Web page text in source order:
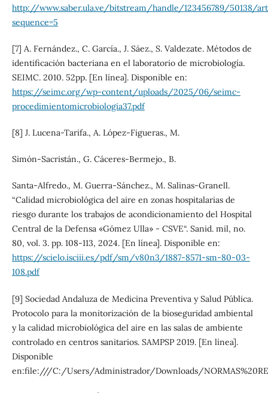
http://www.saber.ula.ve/bitstream/handle/123456789/50138/
sequence=5
[7] A. Fernández., C. García., J. Sáez., S. Valdezate. Métodos de
identificación bacteriana en el laboratorio de microbiología.
SEIMC. 2010. 52pp. [En línea]. Disponible en:
https://seimc.org/wp-content/uploads/2025/06/seimc-
procedimientomicrobiologia37.pdf
[8] J. Lucena-Tarifa., A. López-Figueras., M.
Simón-Sacristán., G. Cáceres-Bermejo., B.
Santa-Alfredo., M. Guerra-Sánchez., M. Salinas-Granell.
“Calidad microbiológica del aire en zonas hospitalarias de
riesgo durante los trabajos de acondicionamiento del Hospital
Central de la Defensa «Gómez Ulla» - CSVE“. Sanid. mil, no.
80, vol. 3. pp. 108-113, 2024. [En línea]. Disponible en:
https://scielo.isciii.es/pdf/sm/v80n3/1887-8571-sm-80-03-
108.pdf
[9] Sociedad Andaluza de Medicina Preventiva y Salud Pública.
Protocolo para la monitorización de la bioseguridad ambiental
y la calidad microbiológica del aire en las salas de ambiente
controlado en centros sanitarios. SAMPSP 2019. [En línea].
Disponible
en:file:///C:/Users/Administrador/Downloads/